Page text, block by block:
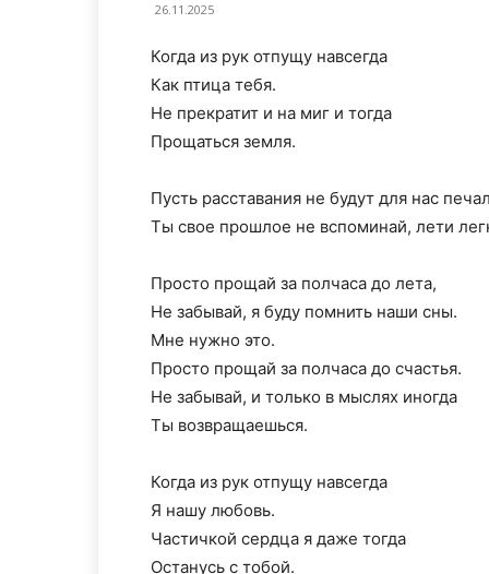
26.11.2025
Когда из рук отпущу навсегда
Как птица тебя.
Не прекратит и на миг и тогда
Прощаться земля.
Пусть расставания не будут для нас
Ты свое прошлое не вспоминай, лети
Просто прощай за полчаса до лета,
Не забывай, я буду помнить наши сны.
Мне нужно это.
Просто прощай за полчаса до счастья.
Не забывай, и только в мыслях иногда
Ты возвращаешься.
Когда из рук отпущу навсегда
Я нашу любовь.
Частичкой сердца я даже тогда
Останусь с тобой.